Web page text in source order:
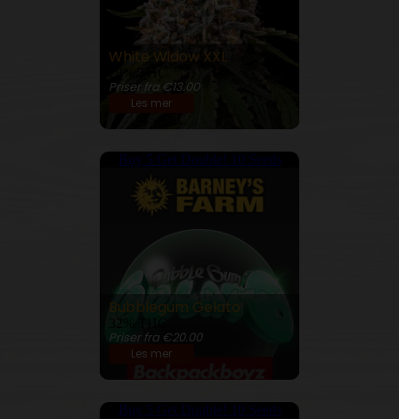
White Widow XXL
Priser fra €13.00
Les mer
Buy 5 Get Double! 10 Seeds
Bubblegum Gelato
Priser fra €20.00
Les mer
Buy 5 Get Double! 10 Seeds